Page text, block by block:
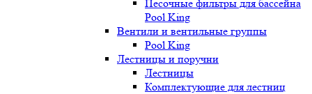
Песочные фильтры для бассейна
Pool King
Вентили и вентильные группы
Pool King
Лестницы и поручни
Лестницы
Комплектующие для лестниц